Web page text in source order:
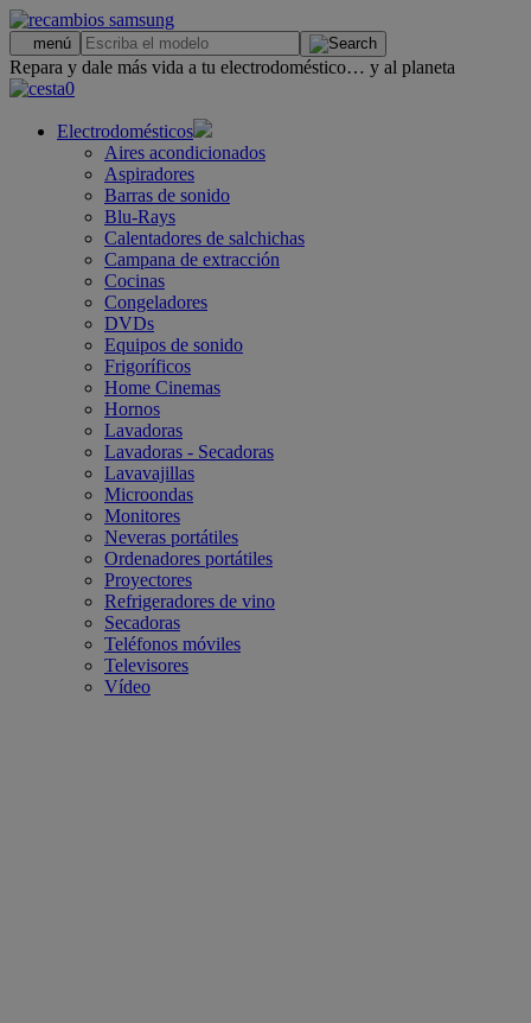
menú
Repara y dale más vida a tu electrodoméstico… y al planeta
0
Electrodomésticos
Aires acondicionados
Aspiradores
Barras de sonido
Blu-Rays
Calentadores de salchichas
Campana de extracción
Cocinas
Congeladores
DVDs
Equipos de sonido
Frigoríficos
Home Cinemas
Hornos
Lavadoras
Lavadoras - Secadoras
Lavavajillas
Microondas
Monitores
Neveras portátiles
Ordenadores portátiles
Proyectores
Refrigeradores de vino
Secadoras
Teléfonos móviles
Televisores
Vídeo